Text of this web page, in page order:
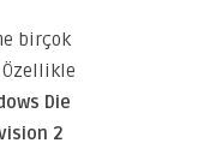
birçok
Die
2